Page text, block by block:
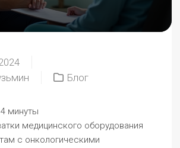
Блог
4 минуты
медицинского оборудования
с онкологическими